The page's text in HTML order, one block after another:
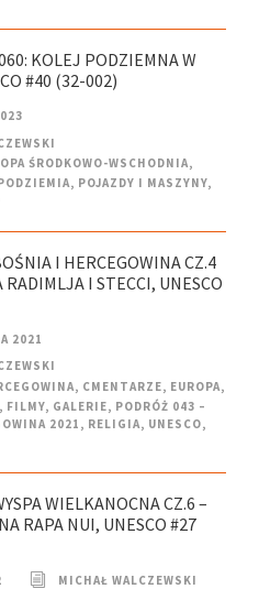
KOLEJ PODZIEMNA W
#40 (32-002)
ŚRODKOWO-WSCHODNIA,
, POJAZDY I MASZYNY,
I HERCEGOWINA CZ.4
I STECCI, UNESCO
2021
, CMENTARZE, EUROPA,
, FILMY, GALERIE, PODRÓŻ 043 –
2021 , RELIGIA, UNESCO,
WIELKANOCNA CZ.6 –
RAPA NUI, UNESCO #27
MICHAŁ WALCZEWSKI